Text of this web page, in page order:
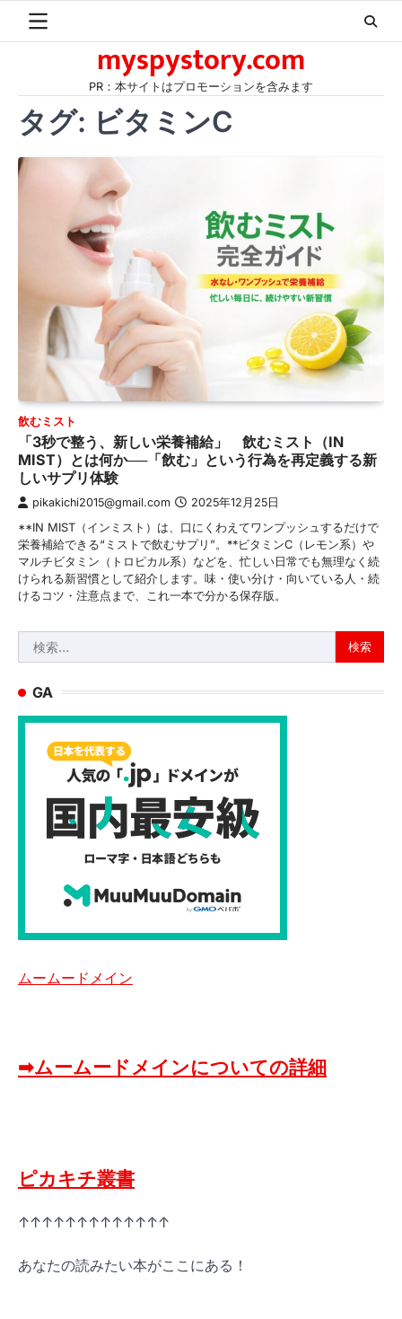
myspystory.com
PR：本サイトはプロモーションを含みます
タグ: ビタミンC
飲むミスト
「3秒で整う、新しい栄養補給」 飲むミスト（IN
MIST）とは何か──「飲む」という行為を再定義する新
しいサプリ体験
pikakichi2015@gmail.com 2025年12月25日
**IN MIST（インミスト）は、口にくわえてワンプッシュするだけで
栄養補給できる“ミストで飲むサプリ”。**ビタミンC（レモン系）や
マルチビタミン（トロピカル系）などを、忙しい日常でも無理なく続
けられる新習慣として紹介します。味・使い分け・向いている人・続
けるコツ・注意点まで、これ一本で分かる保存版。
索:
GA
ムームードメイン
➡ムームードメインについての詳細
ピカキチ叢書
↑↑↑↑↑↑↑↑↑↑↑↑↑
あなたの読みたい本がここにある！